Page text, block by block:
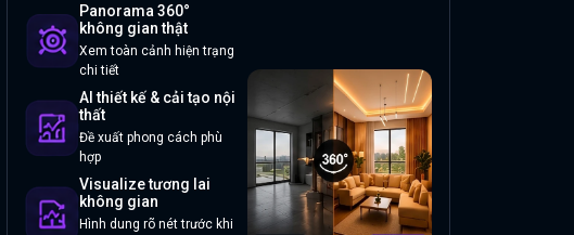
Panorama 360°
không gian thật
Xem toàn cảnh hiện trạng
chi tiết
AI thiết kế & cải tạo nội
thất
Đề xuất phong cách phù
hợp
Visualize tương lai
không gian
Hình dung rõ nét trước khi